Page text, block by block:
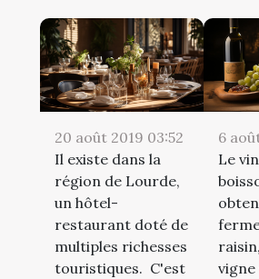
20 août 2019 03:52
Il existe dans la
région de Lourde,
un hôtel-
restaurant doté de
multiples richesses
touristiques. C'est
6
Le
vigne